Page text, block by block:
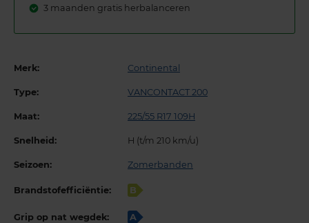
3 maanden gratis herbalanceren
Merk: Continental
Type: VANCONTACT 200
Maat: 225/55 R17 109H
Snelheid: H (t/m 210 km/u)
Seizoen: Zomerbanden
Brandstofefficiëntie: B
Grip op nat wegdek: A